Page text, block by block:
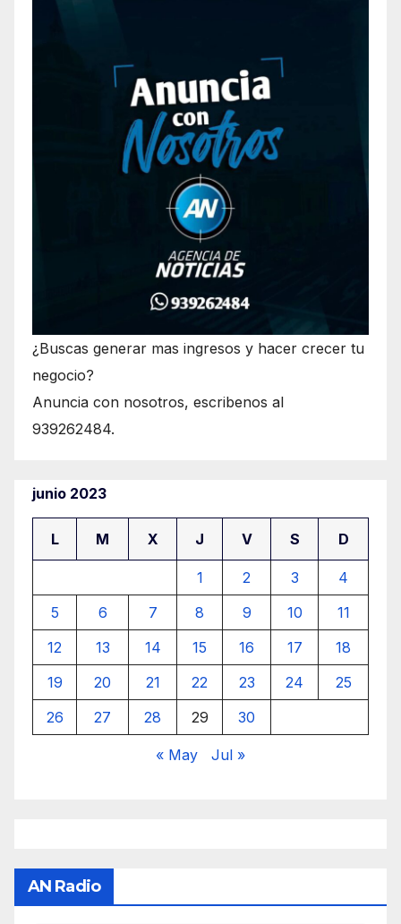
¿Buscas generar mas ingresos y hacer crecer tu
negocio?
Anuncia con nosotros, escribenos al
939262484.
junio 2023
L M X J V S D
1 2 3
4
5
6 7 8 9 10
11
12
13 14 15 16 17
18
19
20 21 22 23 24
25
26
27 28 29 30
« May Jul »
AN Radio